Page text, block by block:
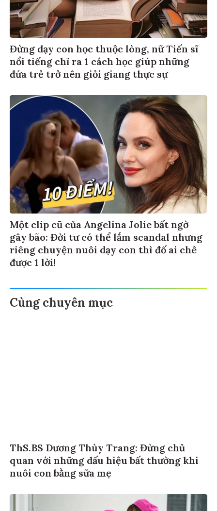
Đừng dạy con học thuộc lòng, nữ Tiến sĩ
nổi tiếng chỉ ra 1 cách học giúp những
đứa trẻ trở nên giỏi giang thực sự
Một clip cũ của Angelina Jolie bất ngờ
gây bão: Đời tư có thể lắm scandal nhưng
riêng chuyện nuôi dạy con thì đố ai chê
được 1 lời!
Cùng chuyên mục
ThS.BS Dương Thùy Trang: Đừng chủ
quan với những dấu hiệu bất thường khi
nuôi con bằng sữa mẹ